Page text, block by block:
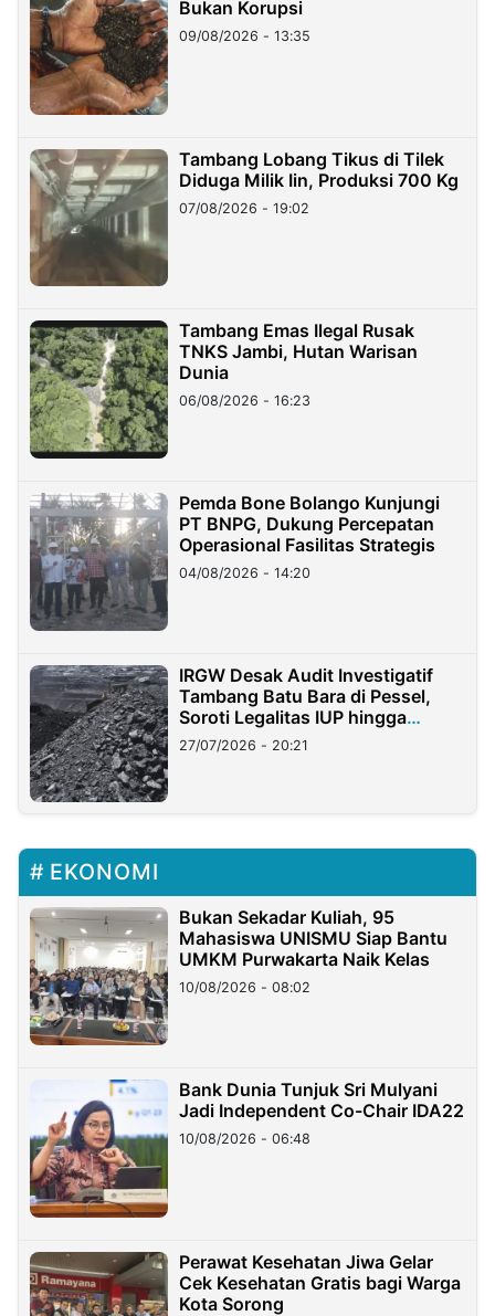
Bukan Korupsi
09/08/2026 - 13:35
Tambang Lobang Tikus di Tilek
Diduga Milik Iin, Produksi 700 Kg
07/08/2026 - 19:02
Tambang Emas Ilegal Rusak
TNKS Jambi, Hutan Warisan
Dunia
06/08/2026 - 16:23
Pemda Bone Bolango Kunjungi
PT BNPG, Dukung Percepatan
Operasional Fasilitas Strategis
04/08/2026 - 14:20
IRGW Desak Audit Investigatif
Tambang Batu Bara di Pessel,
Soroti Legalitas IUP hingga
Stockpile
27/07/2026 - 20:21
EKONOMI
Bukan Sekadar Kuliah, 95
Mahasiswa UNISMU Siap Bantu
UMKM Purwakarta Naik Kelas
10/08/2026 - 08:02
Bank Dunia Tunjuk Sri Mulyani
Jadi Independent Co-Chair IDA22
10/08/2026 - 06:48
Perawat Kesehatan Jiwa Gelar
Cek Kesehatan Gratis bagi Warga
Kota Sorong